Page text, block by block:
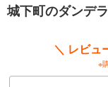
城下町のダンデ
＼ レビュ
※